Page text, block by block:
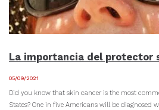
La importancia del protector
05/09/2021
Did you know that skin cancer is the most
States? One in five Americans will be diagnosed